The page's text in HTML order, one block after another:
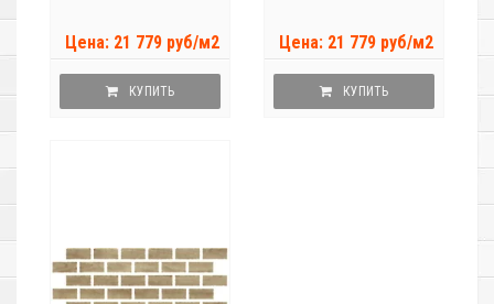
Цена: 21 779 руб/м2
КУПИТЬ
Цена: 21 779 руб/м2
КУПИТЬ